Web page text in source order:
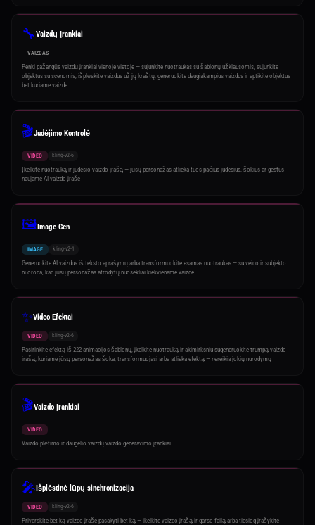
🔧Vaizdų Įrankiai
VAIZDAS
Penki pažangūs vaizdų įrankiai vienoje vietoje — sujunkite nuotraukas su šablonų užklausomis, sujunkite
objektus su scenomis, išplėskite vaizdus už jų kraštų, generuokite daugiakampius vaizdus ir aptikite objektus
bet kuriame vaizde
🎬Judėjimo Kontrolė
VIDEO kling-v2-6
Įkelkite nuotrauką ir judesio vaizdo įrašą — jūsų personažas atlieka tuos pačius judesius, šokius ar gestus
naujame AI vaizdo įraše
🖼️Image Gen
IMAGE kling-v2-1
Generuokite AI vaizdus iš teksto aprašymų arba transformuokite esamas nuotraukas — su veido ir subjekto
nuoroda, kad jūsų personažas atrodytų nuosekliai kiekviename vaizde
✨Video Efektai
VIDEO kling-v2-6
Pasirinkite efektą iš 222 animacijos šablonų, įkelkite nuotrauką ir akimirksniu sugeneruokite trumpą vaizdo
įrašą, kuriame jūsų personažas šoka, transformuojasi arba atlieka efektą — nereikia jokių nurodymų
🎬Vaizdo Įrankiai
VIDEO
Vaizdo plėtimo ir daugelio vaizdų vaizdo generavimo įrankiai
🎤Išplėstinė lūpų sinchronizacija
VIDEO kling-v2-6
Priverskite bet ką vaizdo įraše pasakyti bet ką — įkelkite vaizdo įrašą ir garso failą arba tiesiog įrašykite